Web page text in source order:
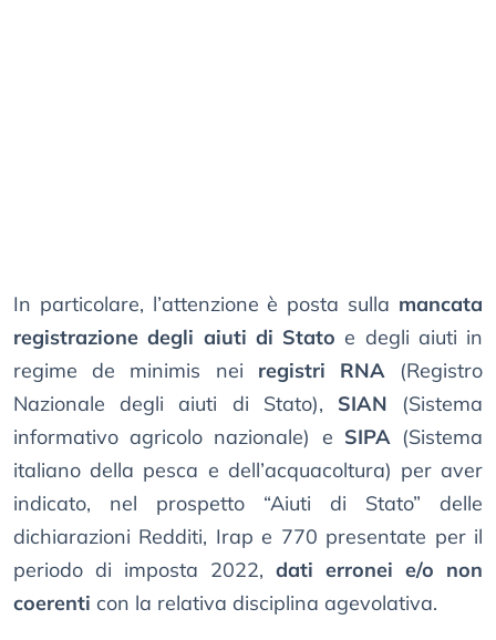
In particolare, l’attenzione è posta sulla mancata
registrazione degli aiuti di Stato e degli aiuti in
regime de minimis nei registri RNA(Registro
Nazionale degli aiuti di Stato), SIAN (Sistema
informativo agricolo nazionale) e SIPA(Sistema
italiano della pesca e dell’acquacoltura) per aver
indicato, nel prospetto “Aiuti di Stato” delle
dichiarazioni Redditi, Irap e 770 presentate per il
periodo di imposta 2022, dati erronei e/o non
coerenti con la relativa disciplina agevolativa.